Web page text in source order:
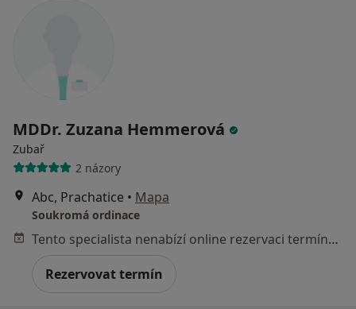
MDDr. Zuzana Hemmerová
Zubař
2 názory
Abc, Prachatice • Mapa
Soukromá ordinace
Tento specialista nenabízí online rezervaci termínu na této adrese.
Rezervovat termín